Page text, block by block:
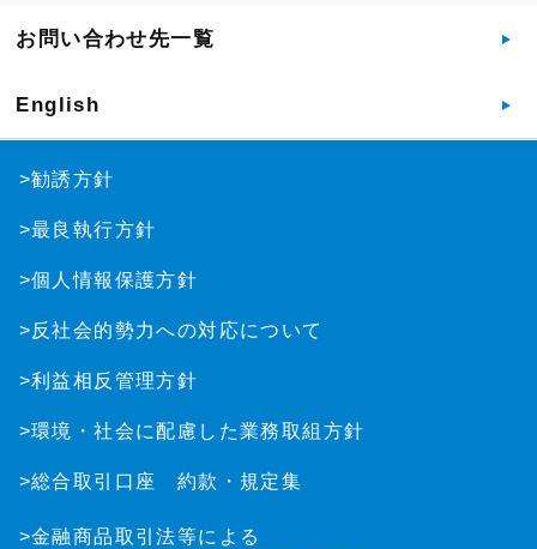
お問い合わせ先一覧
English
>勧誘方針
>最良執行方針
>個人情報保護方針
>反社会的勢力への対応について
>利益相反管理方針
>環境・社会に配慮した業務取組方針
>総合取引口座 約款・規定集
>金融商品取引法等による